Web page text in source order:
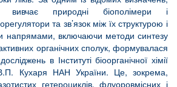
вивчає природні біополімери і
та зв’язок між їх структурою і
напрямами, включаючи методи синтезу
органічних сполук, формувалася
в Інституті біоорганічної хімії
Кухаря НАН України. Це, зокрема,
гетероциклів, флуоровмісних і